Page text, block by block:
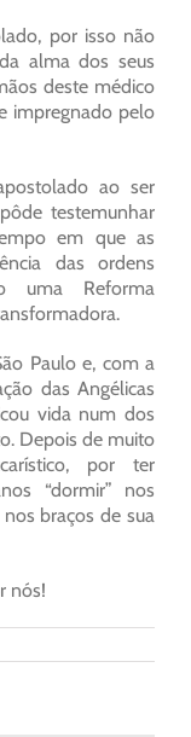
por isso não
alma dos seus
deste médico
impregnado pelo
ao ser
testemunhar
em que as
das ordens
uma Reforma
Paulo e, com a
das Angélicas
vida num dos
Depois de muito
por ter
“dormir” nos
braços de sua
nós!